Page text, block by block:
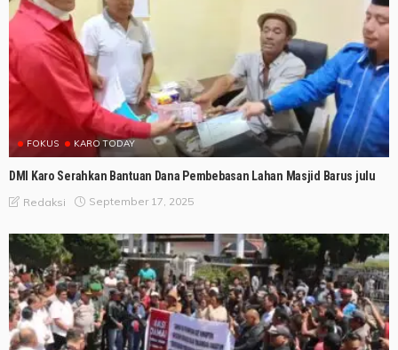
FOKUS KARO TODAY
DMI Karo Serahkan Bantuan Dana Pembebasan Lahan Masjid Barus julu
Redaksi September 17, 2025